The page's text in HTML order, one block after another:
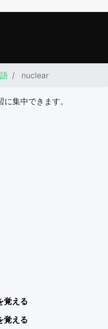
nuclear
集中できます。
覚える
覚える